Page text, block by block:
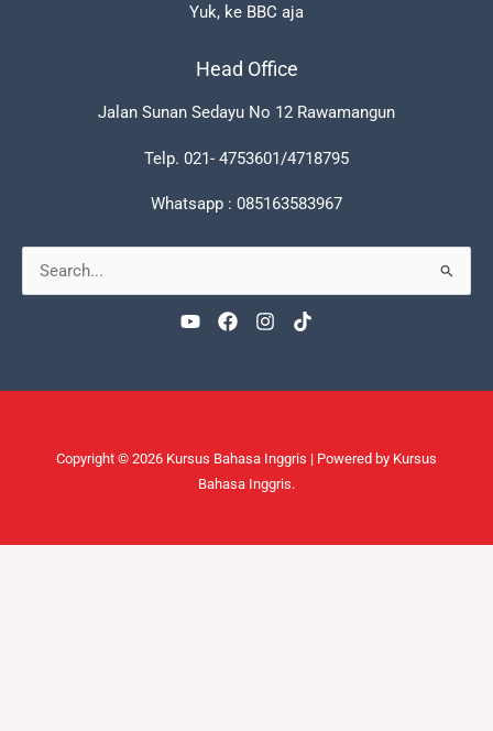
Yuk, ke BBC aja
Head Office
Jalan Sunan Sedayu No 12 Rawamangun
Telp. 021- 4753601/4718795
Whatsapp : 085163583967
Search
Copyright © 2026 Kursus Bahasa Inggris | Powered by Kursus
Bahasa Inggris.